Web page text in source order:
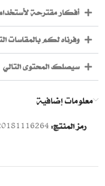
أفكار مقترحة
وفرناه لكم بالمقاسات
سيصلك المحتوى التالي
معلومات إضافية
رمز المنتج: